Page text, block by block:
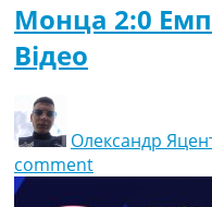
Монца 2:0
Відео
Олександр
comment